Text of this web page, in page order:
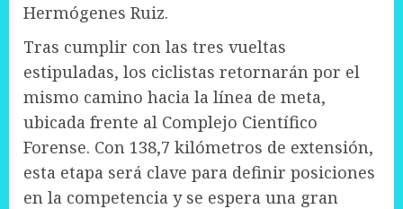
Hermógenes Ruiz.
Tras cumplir con las tres vueltas
estipuladas, los ciclistas retornarán por el
mismo camino hacia la línea de meta,
ubicada frente al Complejo Científico
Forense. Con 138,7 kilómetros de extensión,
esta etapa será clave para definir posiciones
en la competencia y se espera una gran